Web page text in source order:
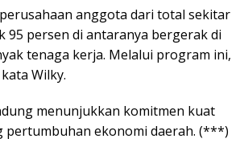
anggota dari total sekitar
95 persen di antaranya bergerak di
tenaga kerja. Melalui program ini,
kata Wilky.
menunjukkan komitmen kuat
pertumbuhan ekonomi daerah. (***)